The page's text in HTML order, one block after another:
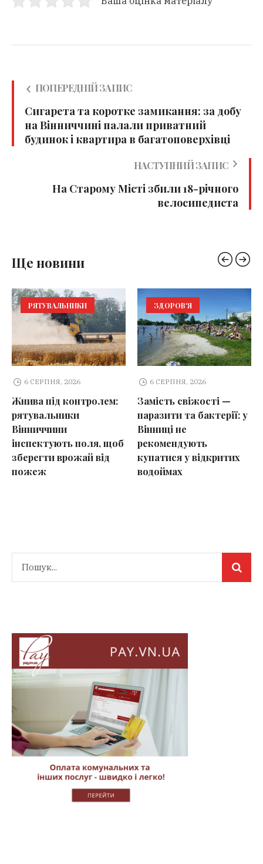
ПОПЕРЕДНІЙ ЗАПИС
Сигарета та коротке замикання: за добу
на Вінниччині палали приватний
будинок і квартира в багатоповерхівці
НАСТУПНИЙ ЗАПИС
На Старому Місті збили 18-річного
велосипедиста
Ще новини
РЯТУВАЛЬНИКИ
6 СЕРПНЯ, 2026
Жнива під контролем:
рятувальники
Вінниччини
інспектують поля, щоб
зберегти врожай від
пожеж
ЗДОРОВ'Я
6 СЕРПНЯ, 2026
Замість свіжості —
паразити та бактерії: у
Вінниці не
рекомендують
купатися у відкритих
водоймах